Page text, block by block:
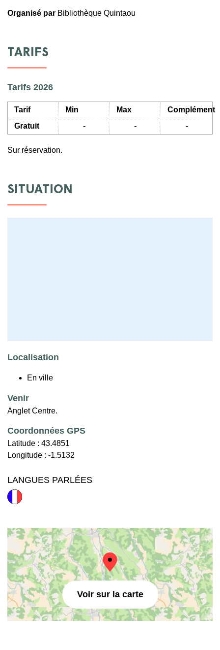
Organisé par Bibliothèque Quintaou
TARIFS
Tarifs 2026
Tarif Min Max
Complément
Gratuit
- - -
Sur réservation.
SITUATION
Localisation
En ville
Venir
Anglet Centre.
Coordonnées GPS
Latitude : 43.4851
Longitude : -1.5132
LANGUES PARLÉES
Voir sur la carte